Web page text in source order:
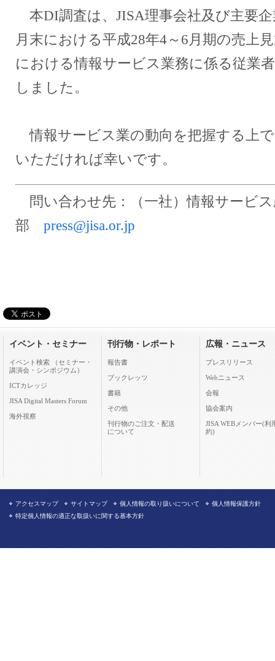
本DI調査は、JISA理事会社及び主要
月末における平成28年4～6月期の売上
における情報サービス業務に係る従業
しました。
情報サービス業の動向を把握する上
いただければ幸いです。
問い合わせ先：（一社）情報サービ
部 press@jisa.or.jp
イベント・セミナー
イベント検索 （セミナー・
講演会・シンポジウム）
ICTカレッジ
JISA Digital Masters Forum
海外視察
刊行物・レポート
報告書
ブックレッツ
書籍
その他
刊行物のご注文・配送
について
広報・ニュース
プレスリリース
Webニュース
会報
協会案内
JISA WEBメンバー(利
約)
アクセスマップ サイトマップ 個人情報の取り扱いについて
個人情報保護方針
特定個人情報の適正な取扱いに関する基本方針